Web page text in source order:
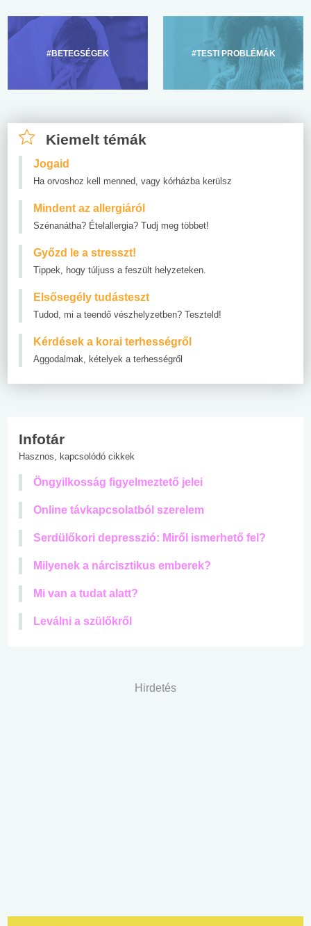
#BETEGSÉGEK #TESTI PROBLÉMÁK
Kiemelt témák
Jogaid
Ha orvoshoz kell menned, vagy kórházba kerülsz
Mindent az allergiáról
Szénanátha? Ételallergia? Tudj meg többet!
Győzd le a stresszt!
Tippek, hogy túljuss a feszült helyzeteken.
Elsősegély tudásteszt
Tudod, mi a teendő vészhelyzetben? Teszteld!
Kérdések a korai terhességről
Aggodalmak, kételyek a terhességről
Infotár
Hasznos, kapcsolódó cikkek
Öngyilkosság figyelmeztető jelei
Online távkapcsolatból szerelem
Serdülőkori depresszió: Miről ismerhető fel?
Milyenek a nárcisztikus emberek?
Mi van a tudat alatt?
Leválni a szülőkről
Hirdetés